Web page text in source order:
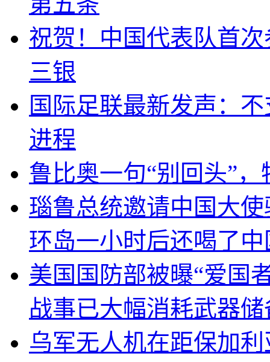
祝贺！中国代表队首
三银
国际足联最新发声：
进程
鲁比奥一句“别回头”
瑙鲁总统邀请中国大
环岛一小时后还喝了
美国国防部被曝“爱国
战事已大幅消耗武器储
乌军无人机在距保加